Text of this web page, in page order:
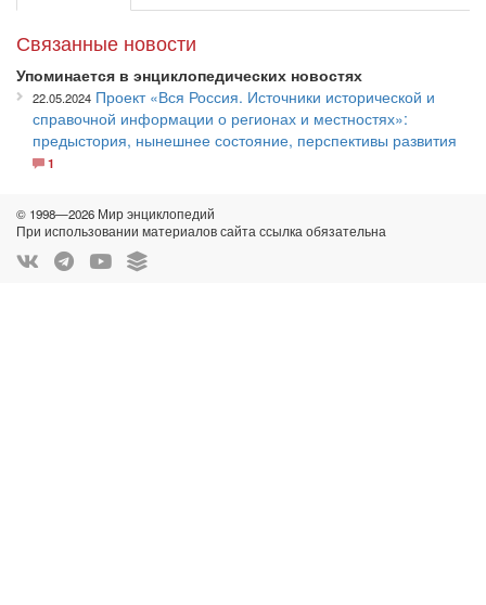
Связанные новости
Упоминается в энциклопедических новостях
22.05.2024 Проект «Вся Россия. Источники исторической и
справочной информации о регионах и местностях»:
предыстория, нынешнее состояние, перспективы развития
1
© 1998—2026 Мир энциклопедий
При использовании материалов сайта ссылка обязательна